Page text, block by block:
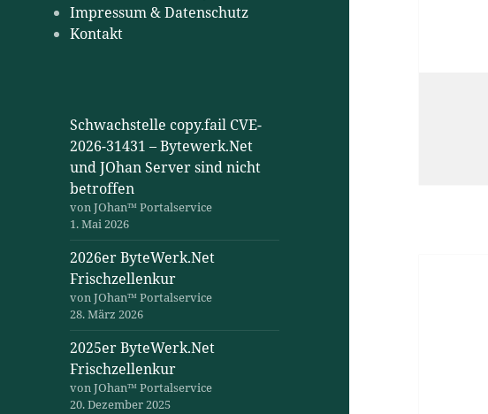
Impressum & Datenschutz
Kontakt
Schwachstelle copy.fail CVE-
2026-31431 – Bytewerk.Net
und JOhan Server sind nicht
betroffen
von JOhan™ Portalservice
1. Mai 2026
2026er ByteWerk.Net
Frischzellenkur
von JOhan™ Portalservice
28. März 2026
2025er ByteWerk.Net
Frischzellenkur
von JOhan™ Portalservice
20. Dezember 2025